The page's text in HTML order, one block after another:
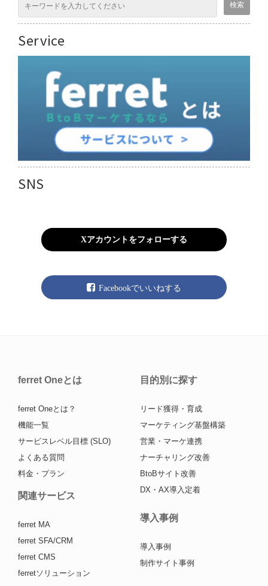
Service
SNS
Xアカウントをフォローする
Facebookでいいねする
ferret Oneとは
ferret Oneとは？
機能一覧
サービスレベル目標 (SLO)
よくある質問
料金・プラン
関連サービス
ferret MA
ferret SFA/CRM
ferret CMS
ferretソリューション
目的別に探す
リード獲得・育成
マーケティング基盤構築
営業・マーケ連携
ナーチャリング改善
BtoBサイト改善
DX・AX導入定着
導入事例
導入事例
制作サイト事例